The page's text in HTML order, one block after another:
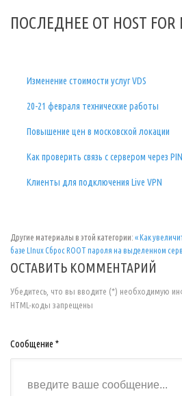
ПОСЛЕДНЕЕ ОТ HOST FOR
Изменение стоимости услуг VDS
20-21 февраля технические работы
Повышение цен в московской локации
Как проверить связь с сервером через
Клиенты для подключения Live VPN
Другие материалы в этой категории: « Как
базе LInux Сброс ROOT пароля на выделенном
ОСТАВИТЬ КОММЕНТАРИЙ
Убедитесь, что вы вводите (*) необходимую
HTML-коды запрещены
Сообщение *